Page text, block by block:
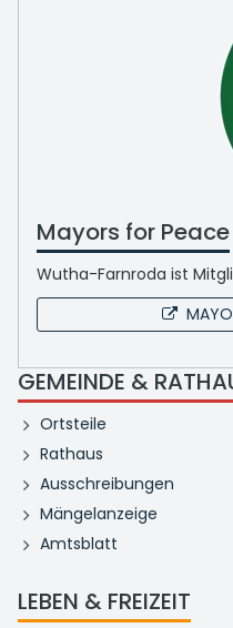
Mayors for Peace
Wutha-Farnroda ist
GEMEINDE &
Ortsteile
Rathaus
Ausschreibungen
Mängelanzeige
Amtsblatt
LEBEN & FREIZEIT